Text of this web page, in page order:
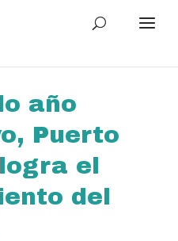
año
Puerto
el
del